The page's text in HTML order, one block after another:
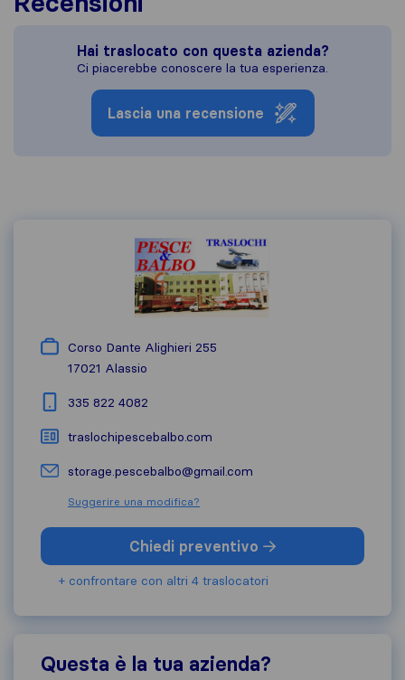
Hai traslocato con questa azienda?
Ci piacerebbe conoscere la tua esperienza.
Lascia una recensione
Corso Dante Alighieri 255
17021 Alassio
335 822 4082
traslochipescebalbo.com
storage.pescebalbo@gmail.com
Suggerire una modifica?
Chiedi preventivo
+ confrontare con altri 4 traslocatori
Questa è la tua azienda?